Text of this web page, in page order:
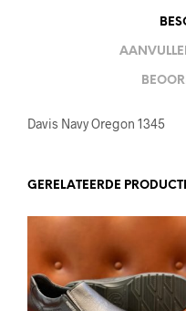
Davis Navy Oregon 1345
GERELATEERDE